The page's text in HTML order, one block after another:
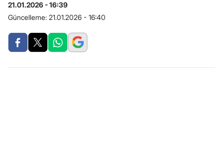
21.01.2026 - 16:39
Güncelleme: 21.01.2026 - 16:40